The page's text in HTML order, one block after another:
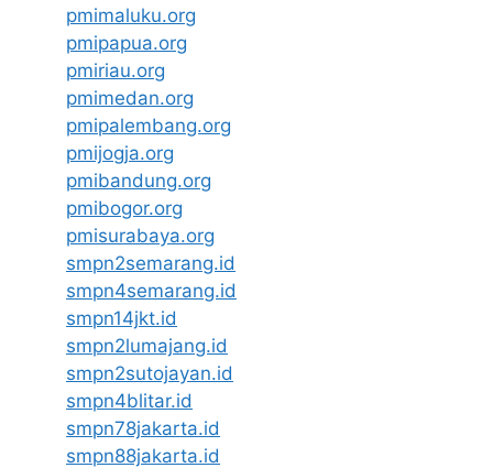
pmimaluku.org
pmipapua.org
pmiriau.org
pmimedan.org
pmipalembang.org
pmijogja.org
pmibandung.org
pmibogor.org
pmisurabaya.org
smpn2semarang.id
smpn4semarang.id
smpn14jkt.id
smpn2lumajang.id
smpn2sutojayan.id
smpn4blitar.id
smpn78jakarta.id
smpn88jakarta.id